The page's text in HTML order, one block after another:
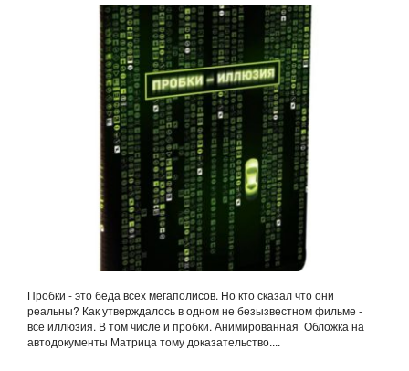
Пробки - это беда всех мегаполисов. Но кто сказал что они
реальны? Как утверждалось в одном не безызвестном фильме -
все иллюзия. В том числе и пробки. Анимированная Обложка на
автодокументы Матрица тому доказательство....